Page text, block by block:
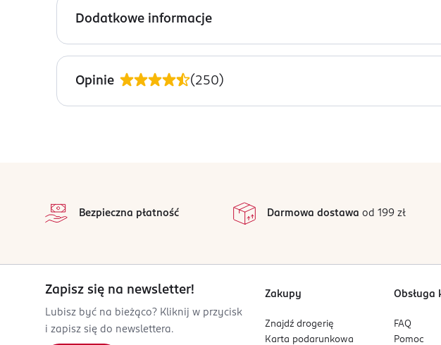
Disodium EDTA, Decyl Glucoside, Polyaminopropyl Biguanide, Argania
Methoxydibenzoylmethane, Pentaerythrityl Tetra-Di-T-Butyl
60725 / Violet 2, Tocopherol, Parfum / Fragrance (F.I.L. Z289832/1).
Dodatkowe informacje
PRZYGOTOWANIE I STOSOWANIE
Jak stosować? Delikatnie wstrząśnij. Nałóż na twarz, oczy i usta za pomocą
Paryż
FR-Francja
Kod EAN
3 600541 744561
Opinie (250)
Bezpieczna płatność Darmowa dostawa od 199 zł
Zapisz się na newsletter!
Lubisz być na bieżąco? Kliknij w przycisk
i zapisz się do newslettera.
Zakupy
Znajdź drogerię
Karta podarunkowa
Obsługa
FAQ
Pomoc